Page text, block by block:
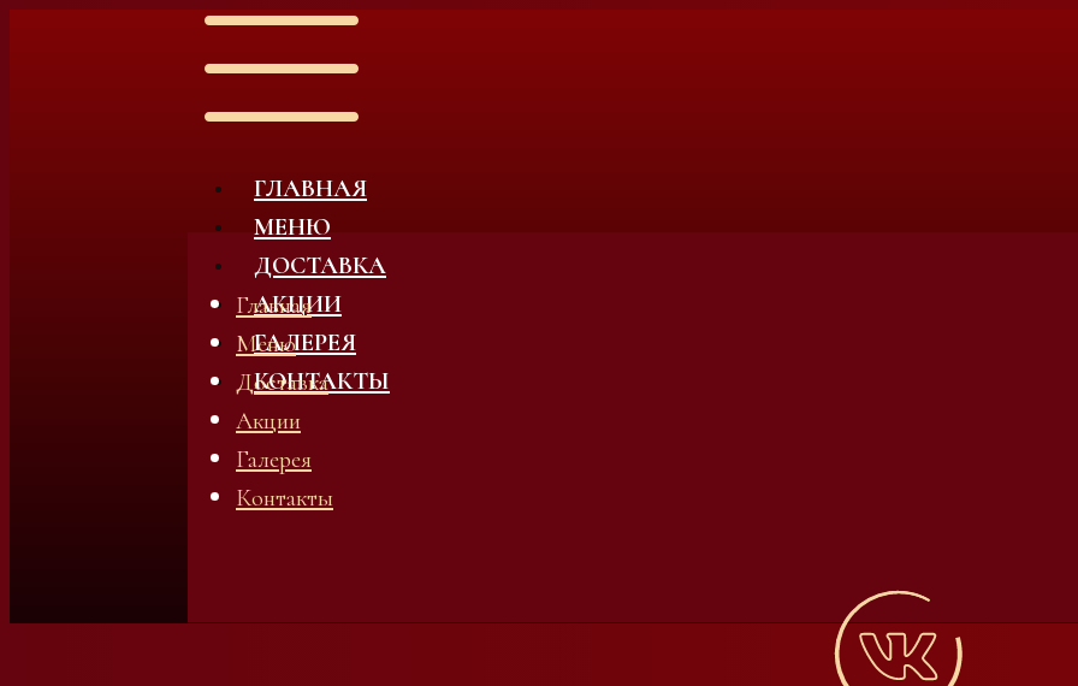
ГЛАВНАЯ
МЕНЮ
ДОСТАВКА
АКЦИИ
ГАЛЕРЕЯ
КОНТАКТЫ
Главная
Меню
Доставка
Акции
Галерея
Контакты